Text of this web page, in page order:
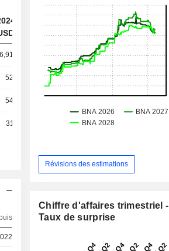
6,91 Md 10,29 Md
524 M 749 M
545 M
311 M 334 M
Révisions des estimations
Chiffre d'affaires trimestriel -
Taux de surprise